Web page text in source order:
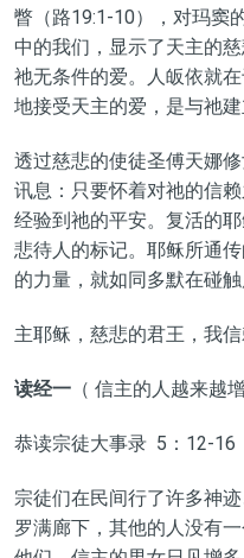
瞥（路19:1-10），对玛窦
中的我们，显示了天主的
祂无条件的爱。人皈依就
地接受天主的爱，是与祂建
透过慈悲的使徒圣傅天娜
讯息：只要怀着对祂的信
经验到祂的平安。复活的
悲待人的标记。耶稣所通
的力量，就如同多默在碰触
主耶稣，慈悲的君王，我信
读经一（ 信主的人越来越
恭读宗徒大事录 5：12-16
宗徒们在民间行了许多神
罗满廊下，其他的人没有